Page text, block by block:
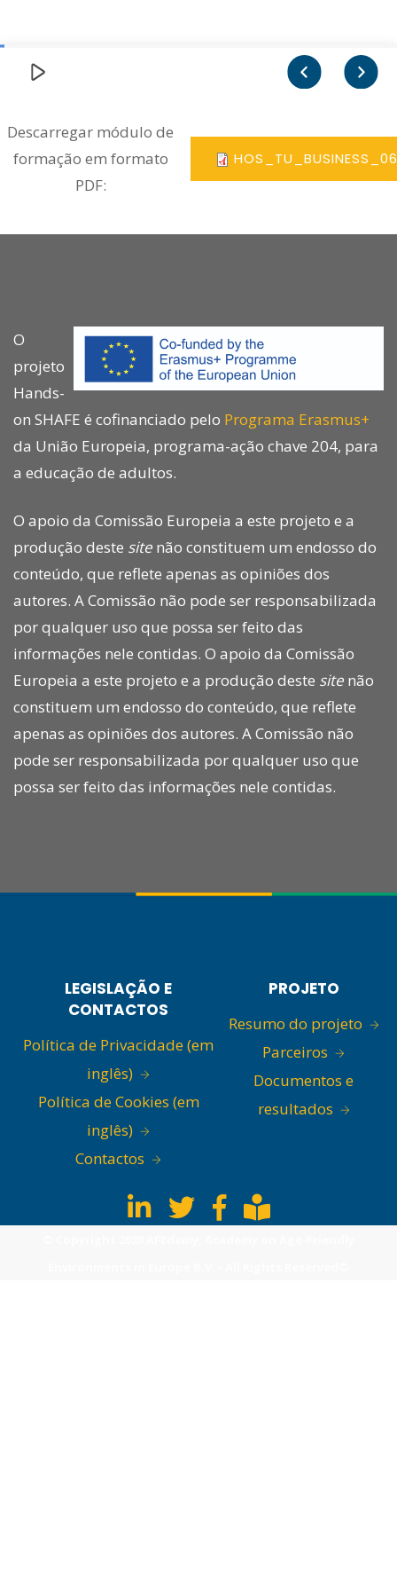
Descarregar módulo de
formação em formato
PDF:
O
projeto
Hands-
on SHAFE é cofinanciado pelo Programa Erasmus+
da União Europeia, programa-ação chave 204, para
a educação de adultos.
O apoio da Comissão Europeia a este projeto e a
produção deste site não constituem um endosso do
conteúdo, que reflete apenas as opiniões dos
autores. A Comissão não pode ser responsabilizada
por qualquer uso que possa ser feito das
informações nele contidas. O apoio da Comissão
Europeia a este projeto e a produção deste site não
constituem um endosso do conteúdo, que reflete
apenas as opiniões dos autores. A Comissão não
pode ser responsabilizada por qualquer uso que
possa ser feito das informações nele contidas.
LEGISLAÇÃO E
CONTACTOS
Política de Privacidade (em
inglês)
Política de Cookies (em
inglês)
Contactos
PROJETO
Resumo do projeto
Parceiros
Documentos e
resultados